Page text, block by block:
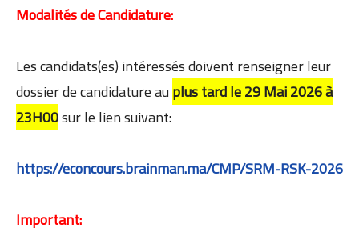
Modalités de Candidature:
Les candidats(es) intéressés doivent renseigner leur
dossier de candidature auplus tard le 29 Mai 2026 à
23H00sur le lien suivant:
https://econcours.brainman.ma/CMP/SRM-RSK-2026
Important: